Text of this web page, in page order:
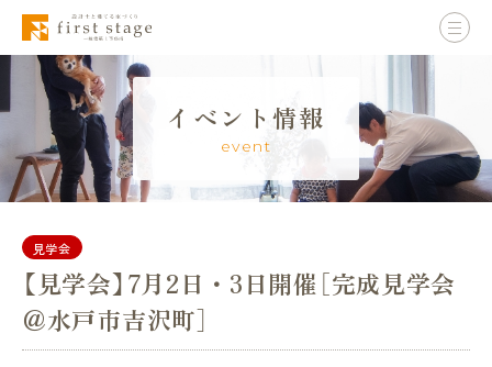
イベント情報
event
見学会
【見学会】7月2日・3日開催［完成見学会
＠水戸市吉沢町］